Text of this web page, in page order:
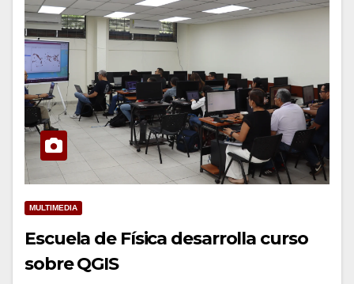
MULTIMEDIA
Escuela de Física desarrolla curso
sobre QGIS